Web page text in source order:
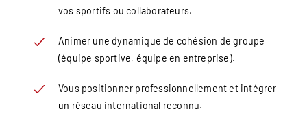
vos sportifs ou collaborateurs.
Animer une dynamique de cohésion de groupe
(équipe sportive, équipe en entreprise).
Vous positionner professionnellement et intégrer
un réseau international reconnu.